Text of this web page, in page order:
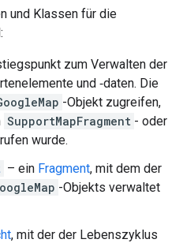
und Klassen für die
zum Verwalten der
und ‑daten. Die
-Objekt zugreifen,
SupportMapFragment - oder
wurde.
– ein Fragment, mit dem der
-Objekts verwaltet
, mit der der Lebenszyklus